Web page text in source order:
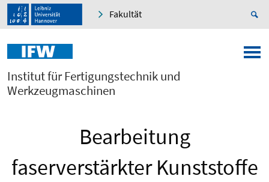
Fakultät
Institut für Fertigungstechnik und
Werkzeugmaschinen
Bearbeitung
faserverstärkter Kunststoffe